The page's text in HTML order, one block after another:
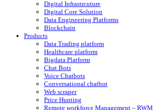
Digital Infrastrcuture
Digital Core Solution
Data Engineering Platforms
Blockchain
Products
Data Trading platform
Healthcare platform
Bigdata Platform
Chat Bots
Voice Chatbots
Conversational chatbot
Web scraper
Price Hunting
Remote workforce Management – RWM